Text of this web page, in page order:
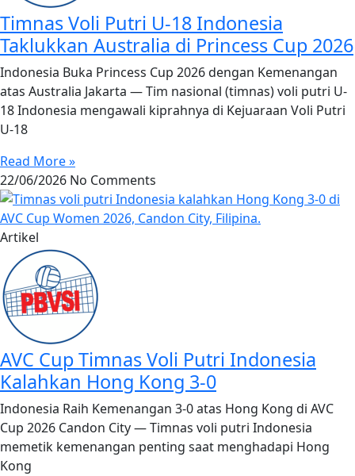
Timnas Voli Putri U-18 Indonesia
Taklukkan Australia di Princess Cup 2026
Indonesia Buka Princess Cup 2026 dengan Kemenangan
atas Australia Jakarta — Tim nasional (timnas) voli putri U-
18 Indonesia mengawali kiprahnya di Kejuaraan Voli Putri
U-18
Read More »
22/06/2026 No Comments
Artikel
AVC Cup Timnas Voli Putri Indonesia
Kalahkan Hong Kong 3-0
Indonesia Raih Kemenangan 3-0 atas Hong Kong di AVC
Cup 2026 Candon City — Timnas voli putri Indonesia
memetik kemenangan penting saat menghadapi Hong
Kong